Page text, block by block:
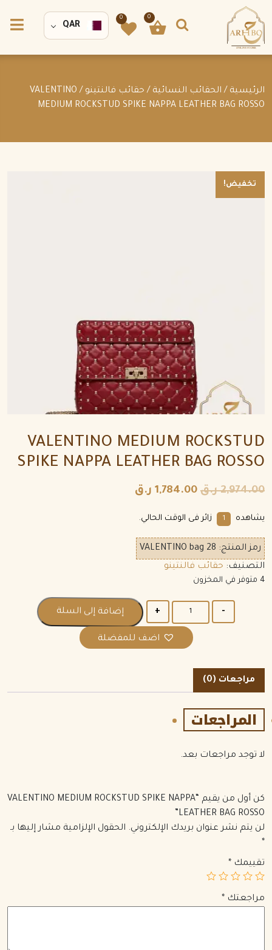
0
0
QAR
الرئيسية / الحقائب النسائية / حقائب فالنتينو
/ VALENTINO
MEDIUM ROCKSTUD SPIKE NAPPA LEATHER BAG ROSSO
تخفيض!
VALENTINO MEDIUM ROCKSTUD
SPIKE NAPPA LEATHER BAG ROSSO
2,974.00 ر.ق 1,784.00 ر.ق
يشاهده 1 زائر فى الوقت الحالي.
رمز المنتج: VALENTINO bag 28
التصنيف: حقائب فالنتينو
4 متوفر في المخزون
إضافة إلى السلة
اضف للمفضلة
مراجعات (0)
المراجعات
لا توجد مراجعات بعد.
كن أول من يقيم “VALENTINO MEDIUM ROCKSTUD SPIKE NAPPA
LEATHER BAG ROSSO”
لن يتم نشر عنوان بريدك الإلكتروني. الحقول الإلزامية مشار إليها بـ
*
تقييمك *
مراجعتك *